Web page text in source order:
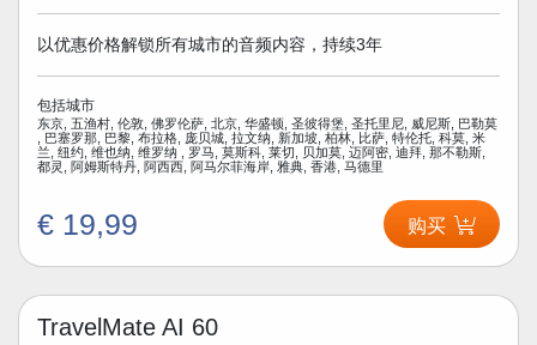
以优惠价格解锁所有城市的音频内容，持续3年
包括城市
东京, 五渔村, 伦敦, 佛罗伦萨, 北京, 华盛顿, 圣彼得堡, 圣托里尼, 威尼斯, 巴勒莫
, 巴塞罗那, 巴黎, 布拉格, 庞贝城, 拉文纳, 新加坡, 柏林, 比萨, 特伦托, 科莫, 米
兰, 纽约, 维也纳, 维罗纳 , 罗马, 莫斯科, 莱切, 贝加莫, 迈阿密, 迪拜, 那不勒斯,
都灵, 阿姆斯特丹, 阿西西, 阿马尔菲海岸, 雅典, 香港, 马德里
€ 19,99 购买
TravelMate AI 60